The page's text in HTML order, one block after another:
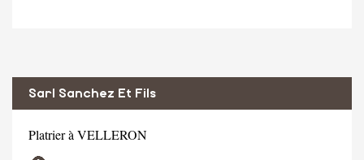
Sarl Sanchez Et Fils
Platrier à VELLERON